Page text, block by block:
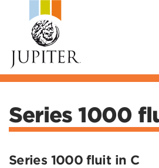
Series 1000
Series 1000 fluit in C